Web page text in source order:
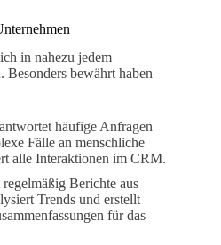
in nahezu jedem
Besonders bewährt haben
häufige Anfragen
Fälle an menschliche
alle Interaktionen im CRM.
Berichte aus
Trends und erstellt
für das